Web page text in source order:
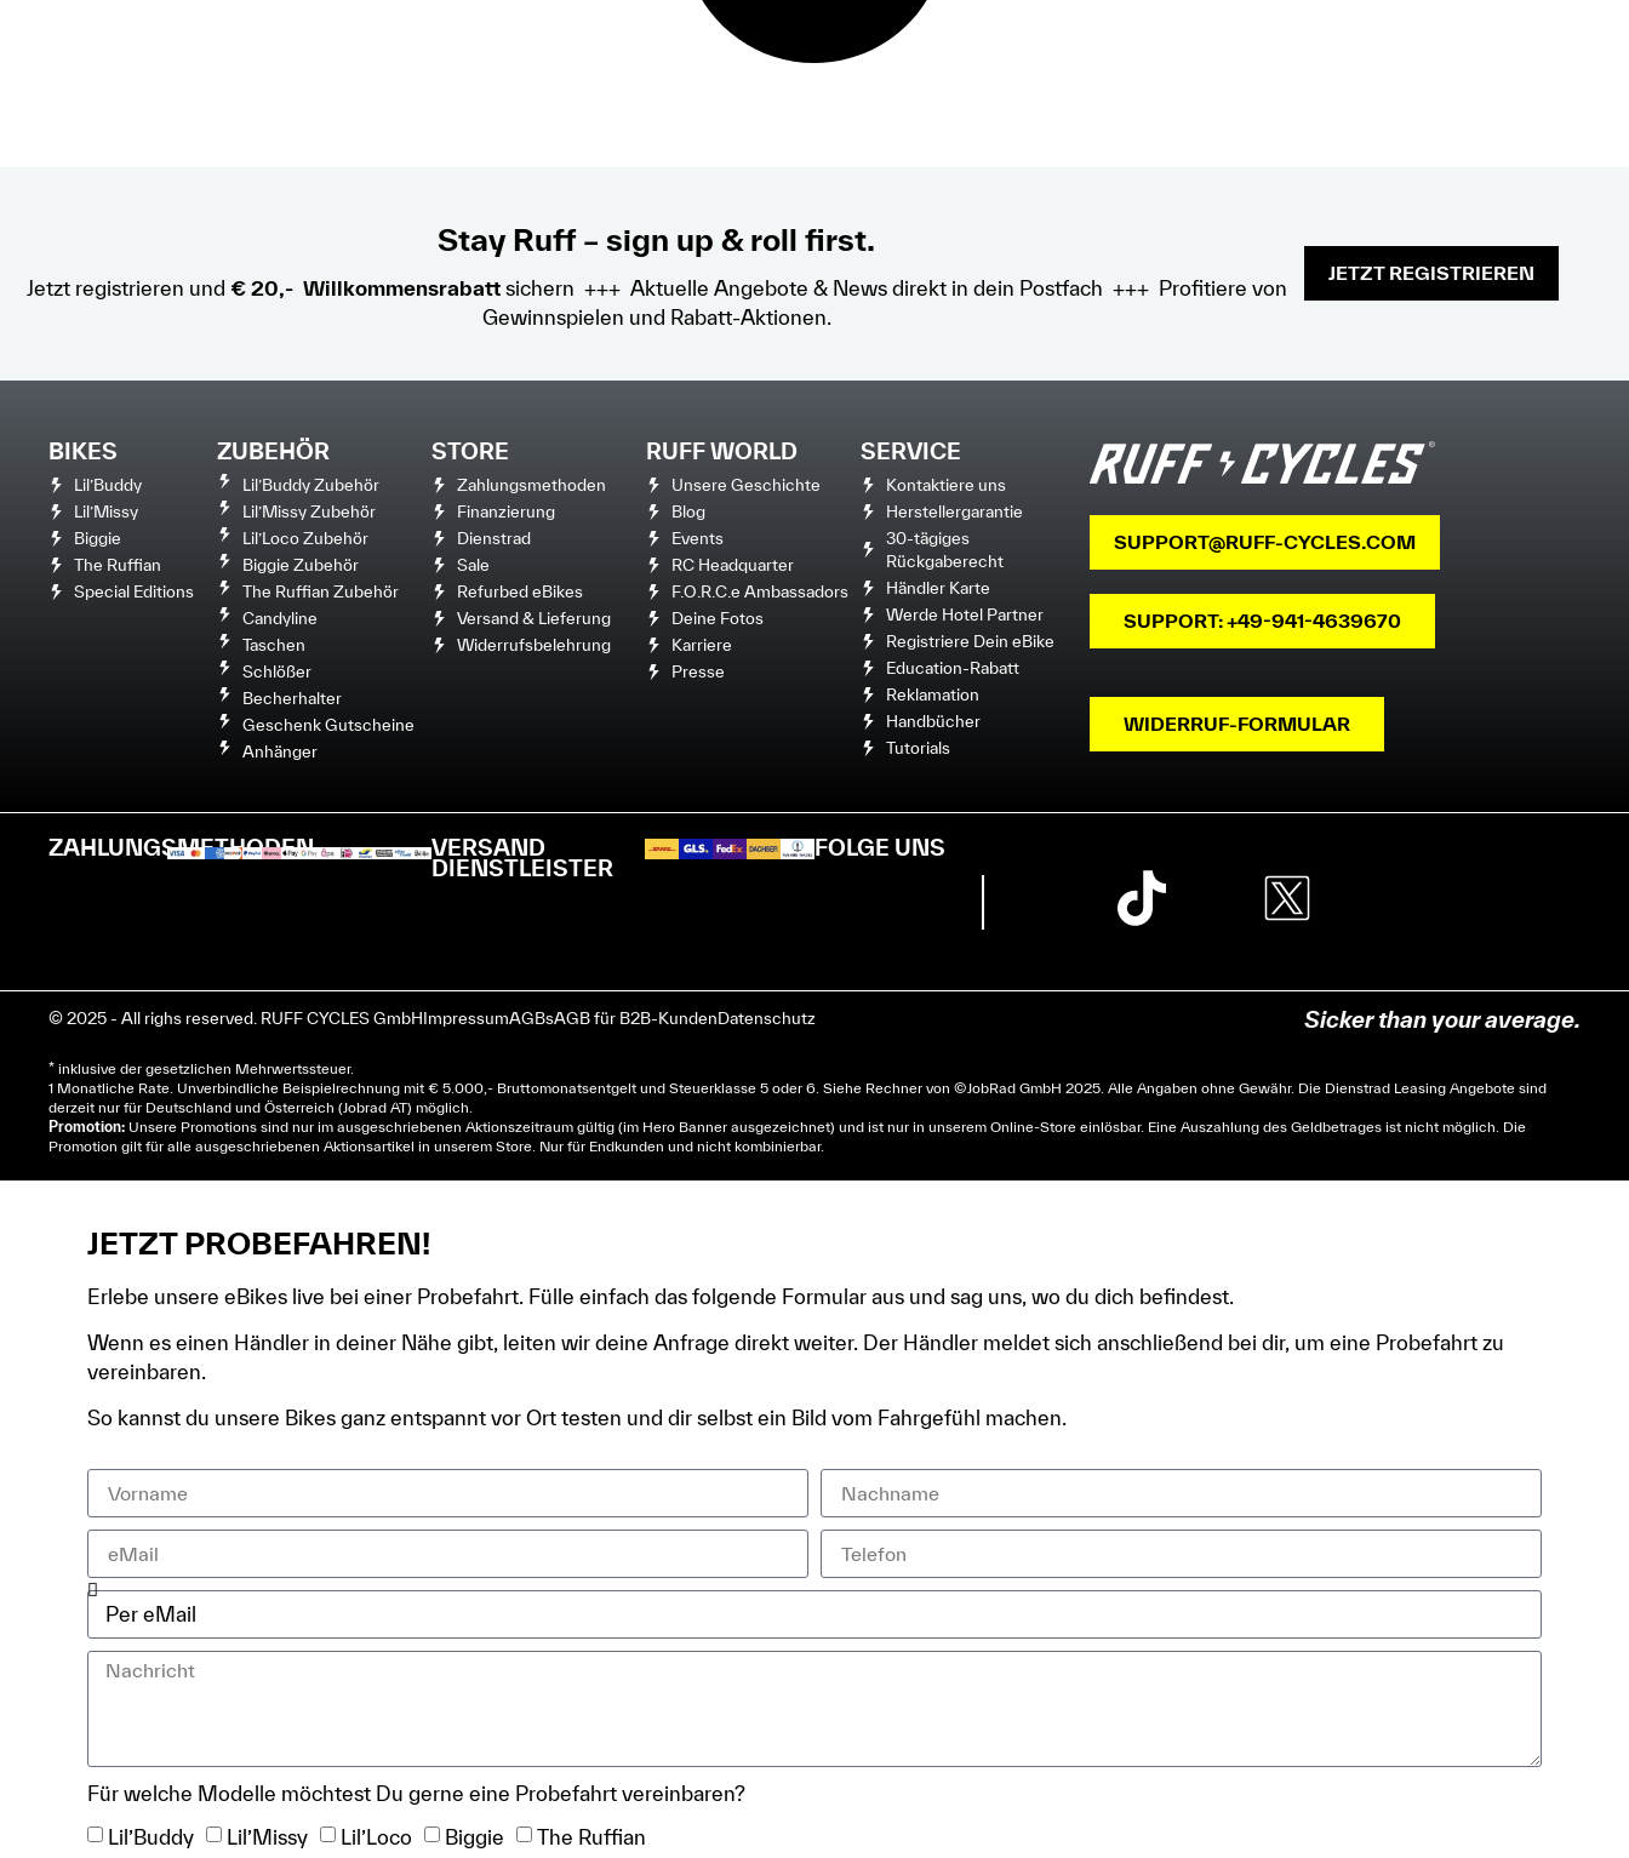
Stay Ruff – sign up & roll first.
Jetzt registrieren und € 20,- Willkommensrabattsichern +++ Aktuelle Angebote & News direkt in dein Postfach +++ Profitiere von
Gewinnspielen und Rabatt-Aktionen.
JETZT REGISTRIEREN
BIKES
Lil’Buddy
Lil’Missy
Biggie
The Ruffian
Special Editions
ZUBEHÖR
Lil’Buddy Zubehör
Lil’Missy Zubehör
Lil’Loco Zubehör
Biggie Zubehör
The Ruffian Zubehör
Candyline
Taschen
Schlößer
Becherhalter
Geschenk Gutscheine
Anhänger
STORE
Zahlungsmethoden
Finanzierung
Dienstrad
Sale
Refurbed eBikes
Versand & Lieferung
Widerrufsbelehrung
RUFF WORLD
Unsere Geschichte
Blog
Events
RC Headquarter
F.O.R.C.e Ambassadors
Deine Fotos
Karriere
Presse
SERVICE
Kontaktiere uns
Herstellergarantie
30-tägiges
Rückgaberecht
Händler Karte
Werde Hotel Partner
Registriere Dein eBike
Education-Rabatt
Reklamation
Handbücher
Tutorials
SUPPORT@RUFF-CYCLES.COM
SUPPORT: +49-941-4639670
WIDERRUF-FORMULAR
ZAHLUNGSMETHODEN VERSAND
DIENSTLEISTER
FOLGE UNS
© 2025 - All righs reserved. RUFF CYCLES GmbHImpressumAGBsAGB für B2B-KundenDatenschutz Sicker than your average.
* inklusive der gesetzlichen Mehrwertssteuer.
1 Monatliche Rate. Unverbindliche Beispielrechnung mit € 5.000,- Bruttomonatsentgelt und Steuerklasse 5 oder 6. Siehe Rechner von © JobRad GmbH 2025. Alle Angaben ohne Gewähr. Die Dienstrad Leasing Angebote sind
derzeit nur für Deutschland und Österreich (Jobrad AT) möglich.
Promotion: Unsere Promotions sind nur im ausgeschriebenen Aktionszeitraum gültig (im Hero Banner ausgezeichnet) und ist nur in unserem Online-Store einlösbar. Eine Auszahlung des Geldbetrages ist nicht möglich. Die
Promotion gilt für alle ausgeschriebenen Aktionsartikel in unserem Store. Nur für Endkunden und nicht kombinierbar.
JETZT PROBEFAHREN!
Erlebe unsere eBikes live bei einer Probefahrt. Fülle einfach das folgende Formular aus und sag uns, wo du dich befindest.
Wenn es einen Händler in deiner Nähe gibt, leiten wir deine Anfrage direkt weiter. Der Händler meldet sich anschließend bei dir, um eine Probefahrt zu
vereinbaren.
So kannst du unsere Bikes ganz entspannt vor Ort testen und dir selbst ein Bild vom Fahrgefühl machen.
Für welche Modelle möchtest Du gerne eine Probefahrt vereinbaren?
Lil’Buddy
Lil’Missy Lil’Loco Biggie The Ruffian